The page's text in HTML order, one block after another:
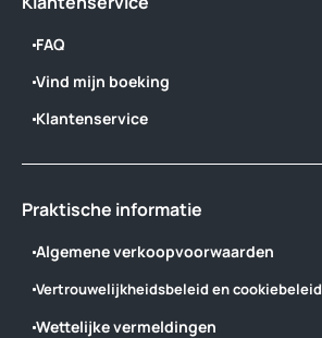
FAQ
Vind mijn boeking
Klantenservice
Praktische informatie
Algemene verkoopvoorwaarden
Vertrouwelijkheidsbeleid en cookiebeleid
Wettelijke vermeldingen